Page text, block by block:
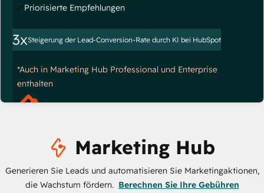
Priorisierte Empfehlungen
3xSteigerung der Lead-Conversion-Rate durch KI bei HubSpot
*Auch in Marketing Hub Professional und Enterprise
enthalten
Marketing Hub
Generieren Sie Leads und automatisieren Sie Marketingaktionen,
die Wachstum fördern. Berechnen Sie Ihre Gebühren